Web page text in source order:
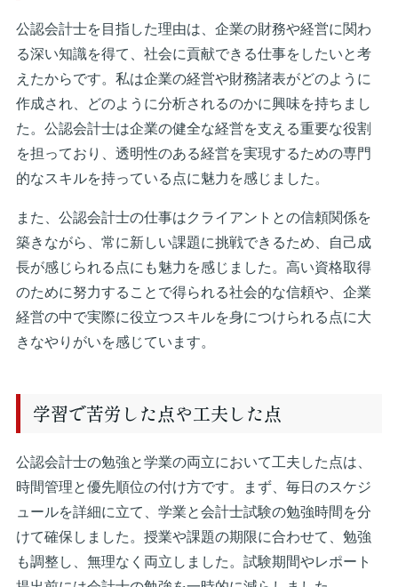
公認会計士を目指した理由は、企業の財務や経営に関わ
る深い知識を得て、社会に貢献できる仕事をしたいと考
えたからです。私は企業の経営や財務諸表がどのように
作成され、どのように分析されるのかに興味を持ちまし
た。公認会計士は企業の健全な経営を支える重要な役割
を担っており、透明性のある経営を実現するための専門
的なスキルを持っている点に魅力を感じました。
また、公認会計士の仕事はクライアントとの信頼関係を
築きながら、常に新しい課題に挑戦できるため、自己成
長が感じられる点にも魅力を感じました。高い資格取得
のために努力することで得られる社会的な信頼や、企業
経営の中で実際に役立つスキルを身につけられる点に大
きなやりがいを感じています。
学習で苦労した点や工夫した点
公認会計士の勉強と学業の両立において工夫した点は、
時間管理と優先順位の付け方です。まず、毎日のスケジ
ュールを詳細に立て、学業と会計士試験の勉強時間を分
けて確保しました。授業や課題の期限に合わせて、勉強
も調整し、無理なく両立しました。試験期間やレポート